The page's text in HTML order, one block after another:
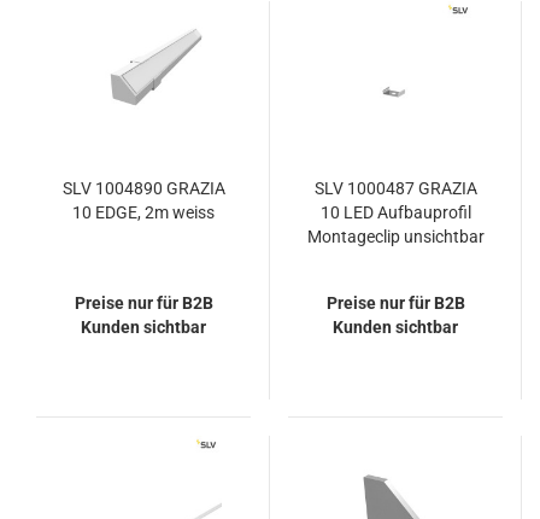
SLV 1004890 GRAZIA
10 EDGE, 2m weiss
Preise nur für B2B
Kunden sichtbar
SLV 1000487 GRAZIA
10 LED Aufbauprofil
Montageclip unsichtbar
Preise nur für B2B
Kunden sichtbar